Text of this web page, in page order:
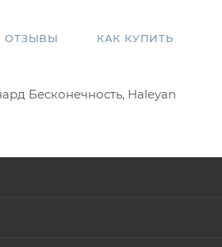
ОТЗЫВЫ КАК КУПИТЬ
Бесконечность, Haleyan